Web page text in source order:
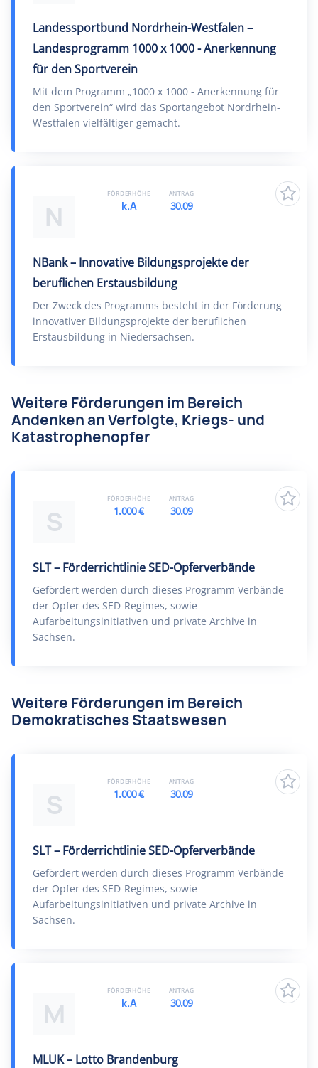
Landessportbund Nordrhein-Westfalen –
Landesprogramm 1000 x 1000 - Anerkennung
für den Sportverein
Mit dem Programm „1000 x 1000 - Anerkennung für
den Sportverein“ wird das Sportangebot Nordrhein-
Westfalen vielfältiger gemacht.
N
NBank – Innovative Bildungsprojekte der
beruflichen Erstausbildung
Der Zweck des Programms besteht in der Förderung
innovativer Bildungsprojekte der beruflichen
Erstausbildung in Niedersachsen.
FÖRDERHÖHE
k.A
ANTRAG
30.09
Weitere Förderungen im Bereich
Andenken an Verfolgte, Kriegs- und
Katastrophenopfer
S
SLT – Förderrichtlinie SED-Opferverbände
Gefördert werden durch dieses Programm Verbände
der Opfer des SED-Regimes, sowie
Aufarbeitungsinitiativen und private Archive in
Sachsen.
FÖRDERHÖHE
1.000 €
ANTRAG
30.09
Weitere Förderungen im Bereich
Demokratisches Staatswesen
S
SLT – Förderrichtlinie SED-Opferverbände
Gefördert werden durch dieses Programm Verbände
der Opfer des SED-Regimes, sowie
Aufarbeitungsinitiativen und private Archive in
Sachsen.
FÖRDERHÖHE
1.000 €
ANTRAG
30.09
M
MLUK – Lotto Brandenburg
FÖRDERHÖHE
k.A
ANTRAG
30.09